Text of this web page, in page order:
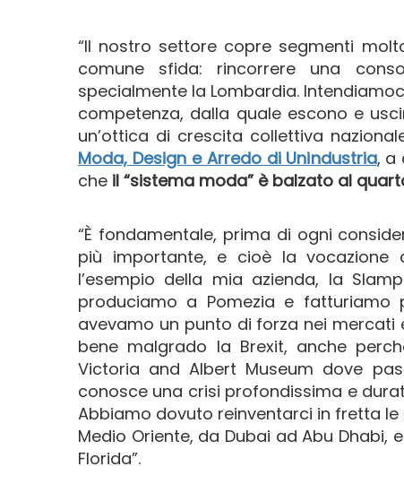
“Il nostro settore copre segmenti
comune sfida: rincorrere una
specialmente la Lombardia.
competenza, dalla quale escono e
un’ottica di crescita collettiva
Moda, Design e Arredo di Unindustria, a
che il “sistema moda” è balzato al
“È fondamentale, prima di ogni
più importante, e cioè la vocazione
l’esempio della mia azienda, la
produciamo a Pomezia e fatturiamo
avevamo un punto di forza nei mercati
bene malgrado la Brexit, anche
Victoria and Albert Museum dove
conosce una crisi profondissima e
Abbiamo dovuto reinventarci in fretta
Medio Oriente, da Dubai ad Abu
Florida”.